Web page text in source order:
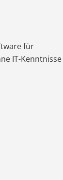
für
IT-Kenntnisse